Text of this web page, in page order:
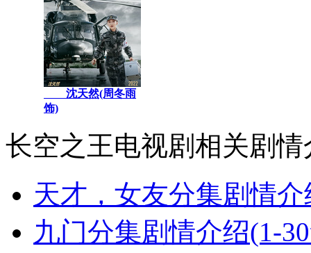
沈天然(周冬雨
饰)
长空之王电视剧相关剧情
天才，女友分集剧情
九门分集剧情介绍(1-